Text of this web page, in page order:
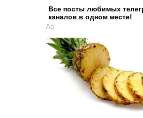
Все посты любимых
каналов в одном месте!
Ad